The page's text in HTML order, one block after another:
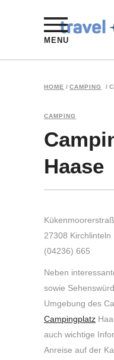
MENU
HOME / CAMPING /
CAMPING
Haase
27308 Kirchlinteln
(04236) 665
Neben
sowie
Umgebung des
Campingplatz
auch wichtige
Anreise auf der